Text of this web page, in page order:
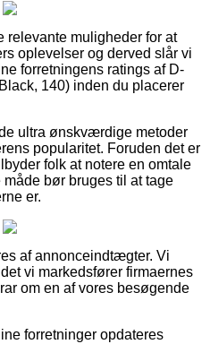
relevante muligheder for at
oplevelser og derved slår vi
forretningens ratings af D-
140) inden du placerer
ultra ønskværdige metoder
popularitet. Foruden det er
folk at notere en omtale
bør bruges til at tage
er.
af annonceindtægter. Vi
vi markedsfører firmaernes
om en af vores besøgende
forretninger opdateres